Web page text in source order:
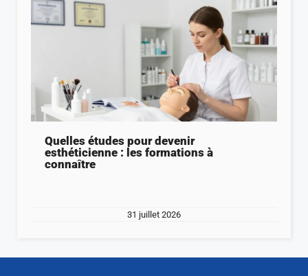
Quelles études pour devenir
esthéticienne : les formations à
connaître
31 juillet 2026